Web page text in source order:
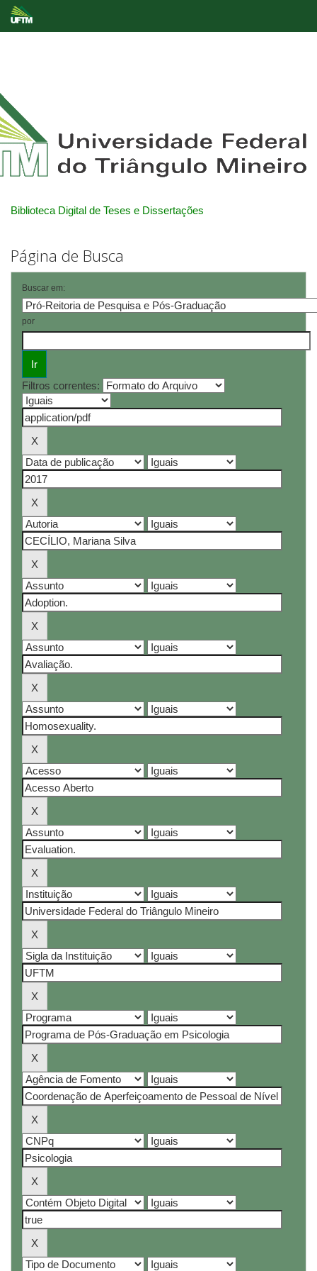
Biblioteca Digital de Teses e Dissertações
Página de Busca
Buscar em:
por
Filtros correntes: